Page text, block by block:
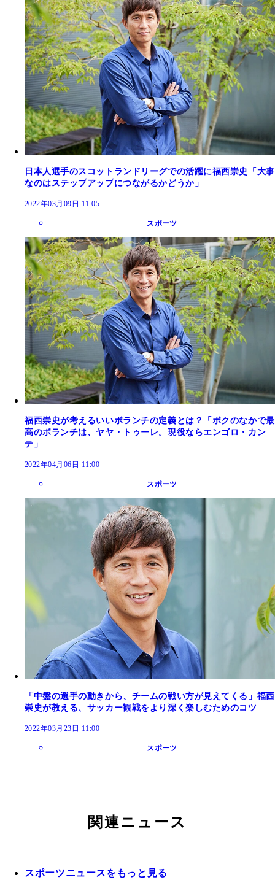
日本人選手のスコットランドリーグでの活躍に福西崇史「大事
なのはステップアップにつながるかどうか」
2022年03月09日 11:05
スポーツ
福西崇史が考えるいいボランチの定義とは？「ボクのなかで最
高のボランチは、ヤヤ・トゥーレ。現役ならエンゴロ・カン
テ」
2022年04月06日 11:00
スポーツ
「中盤の選手の動きから、チームの戦い方が見えてくる」福西
崇史が教える、サッカー観戦をより深く楽しむためのコツ
2022年03月23日 11:00
スポーツ
関連ニュース
スポーツニュースをもっと見る